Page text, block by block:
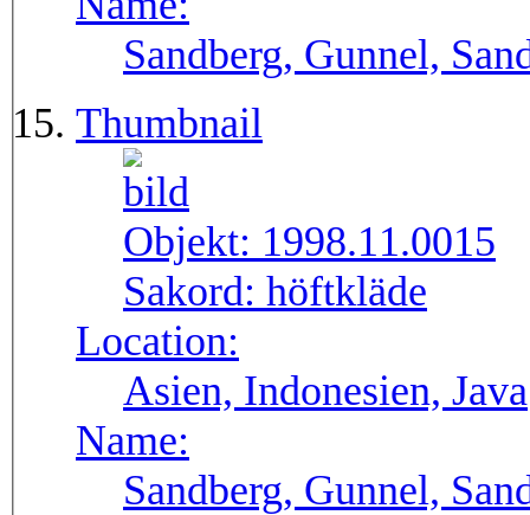
Sandberg, Gunnel,
Thumbnail
Objekt: 1998.11.0015
Sakord: höftkläde
Location:
Asien, Indonesien, Java
Name:
Sandberg, Gunnel,